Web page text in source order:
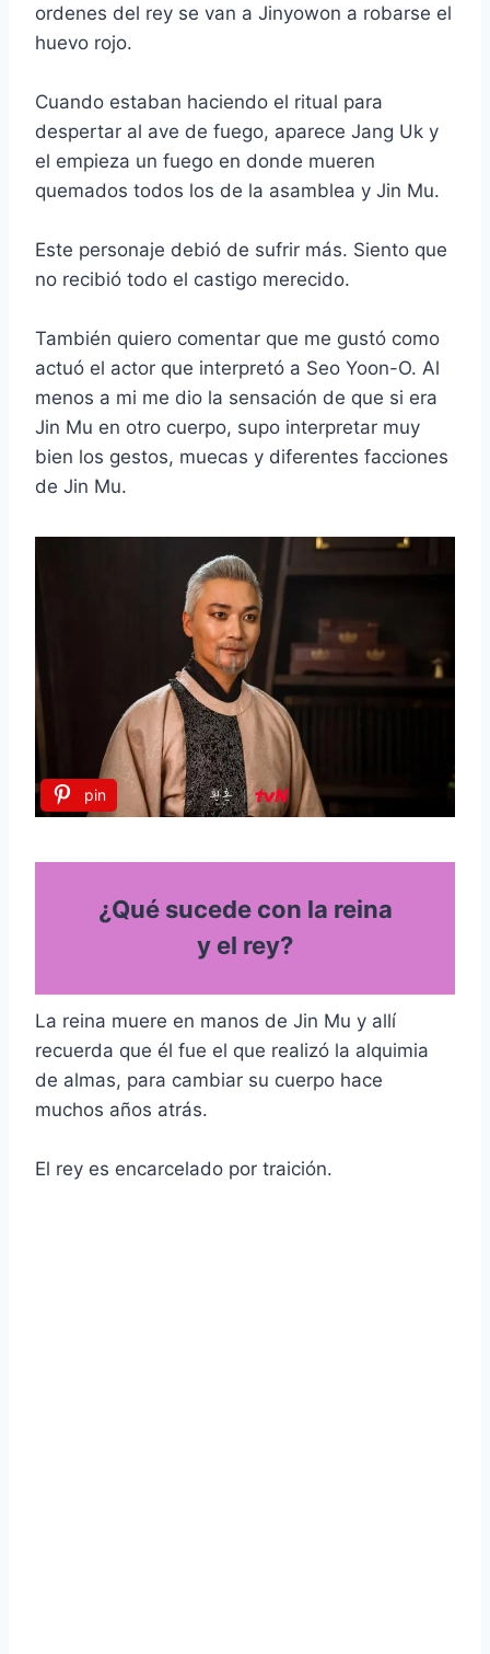
ordenes del rey se van a Jinyowon a robarse el
huevo rojo.
Cuando estaban haciendo el ritual para
despertar al ave de fuego, aparece Jang Uk y
el empieza un fuego en donde mueren
quemados todos los de la asamblea y Jin Mu.
Este personaje debió de sufrir más. Siento que
no recibió todo el castigo merecido.
También quiero comentar que me gustó como
actuó el actor que interpretó a Seo Yoon-O. Al
menos a mi me dio la sensación de que si era
Jin Mu en otro cuerpo, supo interpretar muy
bien los gestos, muecas y diferentes facciones
de Jin Mu.
pin
¿Qué sucede con la reina
y el rey?
La reina muere en manos de Jin Mu y allí
recuerda que él fue el que realizó la alquimia
de almas, para cambiar su cuerpo hace
muchos años atrás.
El rey es encarcelado por traición.